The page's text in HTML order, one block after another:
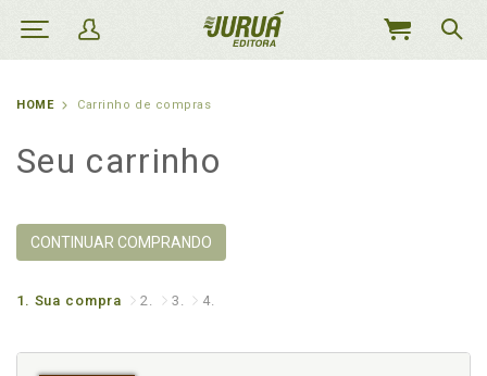
MEU
HOME Carrinho de compras
Seu carrinho
CONTINUAR COMPRANDO
1. Sua compra 2. 3. 4.